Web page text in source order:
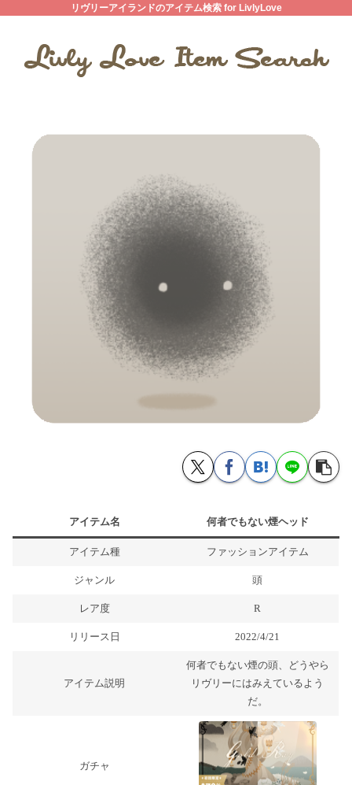
リヴリーアイランドのアイテム検索 for LivlyLove
アイテム名 何者でもない煙ヘッド
アイテム種 ファッションアイテム
ジャンル 頭
レア度 R
リリース日 2022/4/21
アイテム説明
何者でもない煙の頭、どうやら
リヴリーにはみえているよう
だ。
ガチャ